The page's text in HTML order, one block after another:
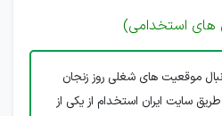
های استخدامی)
موقعیت های شغلی روز زنجان
سایت ایران استخدام از یکی از